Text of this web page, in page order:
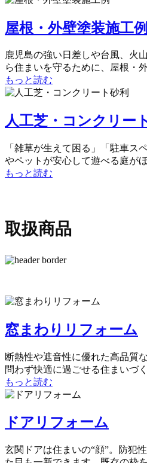
屋根・外壁塗装施工例
鹿児島の強い日差しや台風、火
ら住まいを守るために、屋根・
もっと読む
人工芝・コンクリー
「雑草が生えて困る」「駐車ス
やペットが安心して遊べる庭が
もっと読む
取扱商品
窓まわりリフォーム
断熱性や遮音性に優れた高品質
問わず快適に過ごせる住まいづ
もっと読む
ドアリフォーム
玄関ドアは住まいの“顔”。防犯